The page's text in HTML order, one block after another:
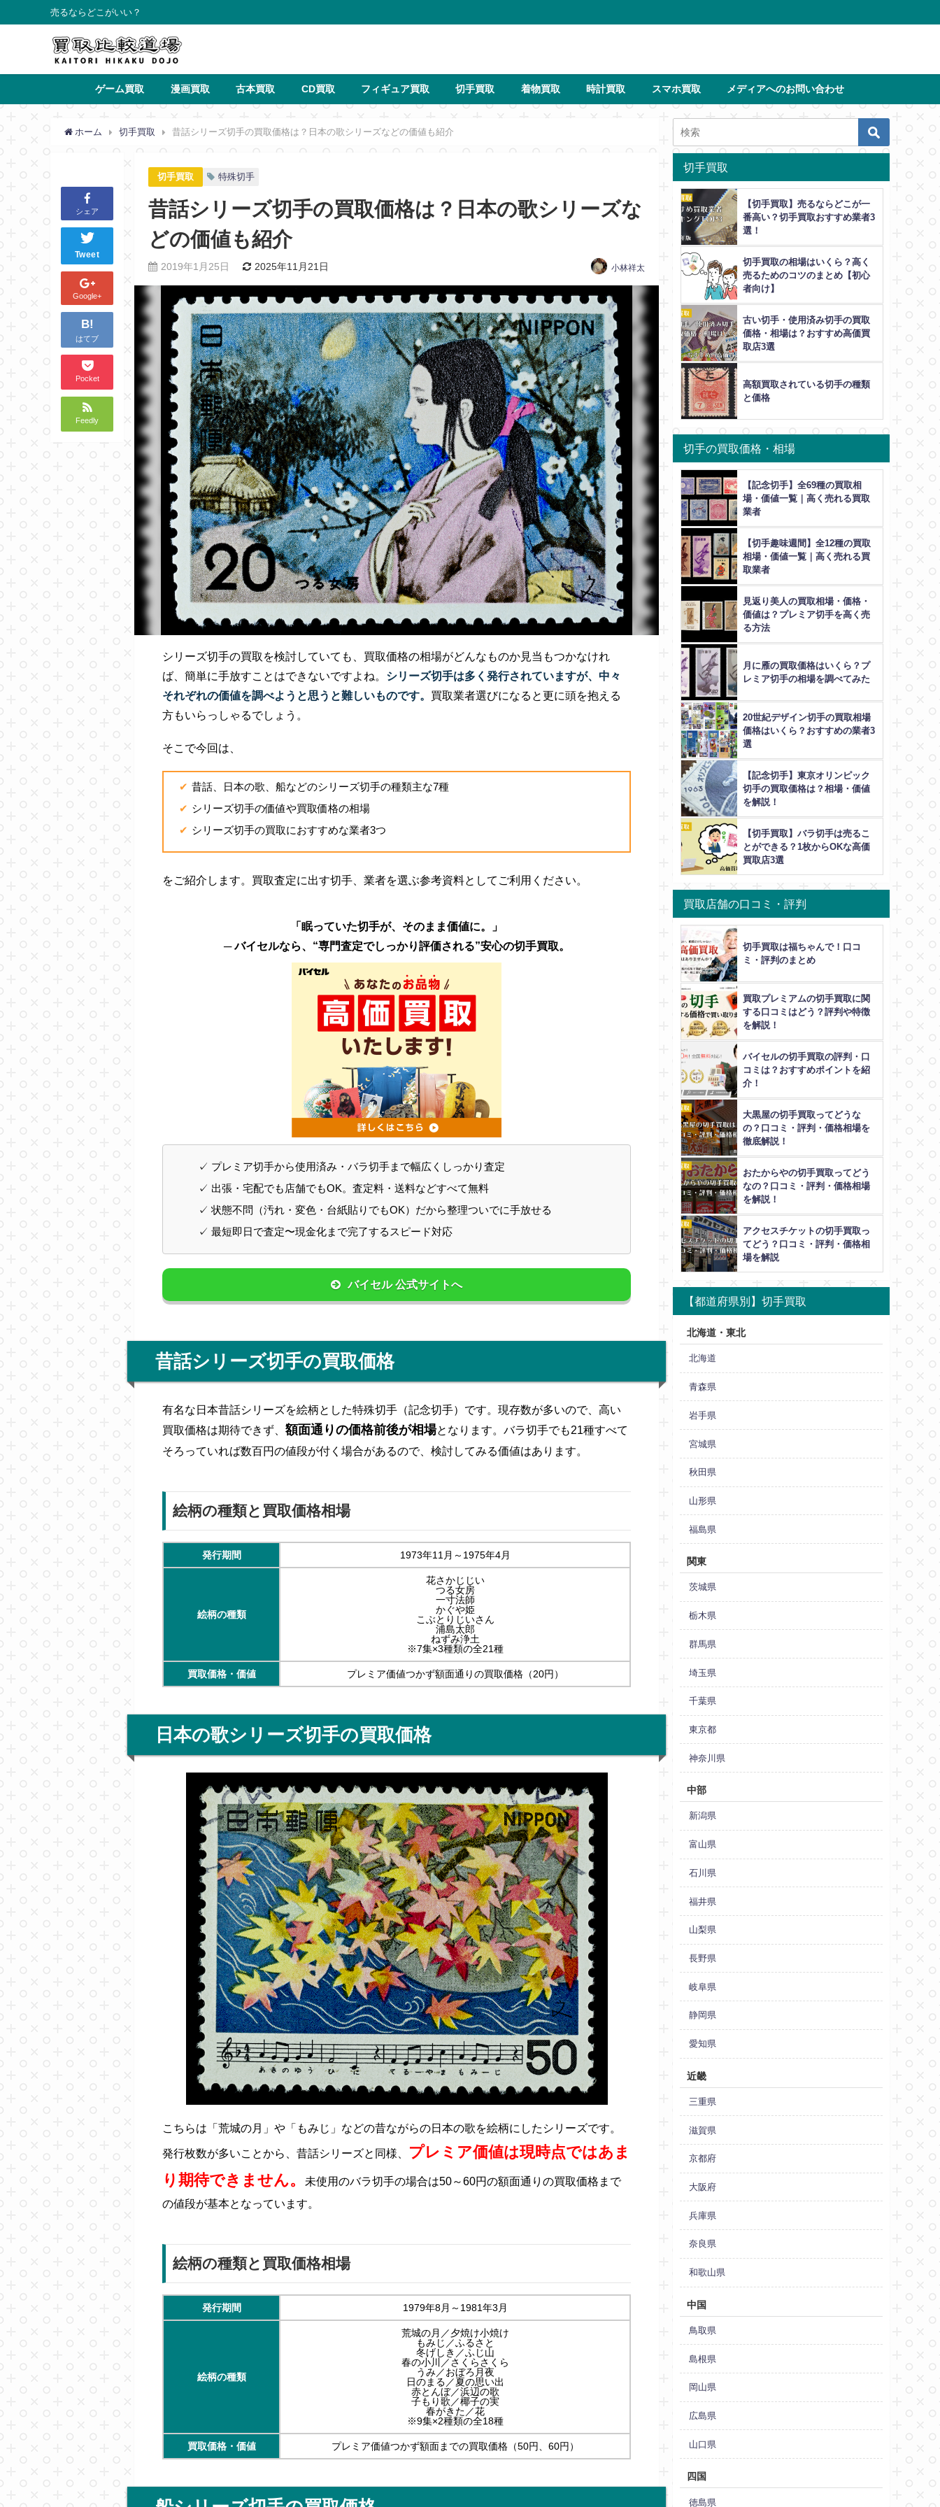
売るならどこがいい？
ゲーム買取 漫画買取 古本買取 CD買取 フィギュア買取 切手買取 着物買取 時計買取 スマホ買取 メディアへのお問い合わせ
ホーム 切手買取 昔話シリーズ切手の買取価格は？日本の歌シリーズなどの価値も紹介
シェア
Tweet
Google+
B!
はてブ
Pocket
Feedly
切手買取 特殊切手
昔話シリーズ切手の買取価格は？日本の歌シリーズな
どの価値も紹介
2019年1月25日 2025年11月21日 小林祥太
シリーズ切手の買取を検討していても、買取価格の相場がどんなものか見当もつかなけれ
ば、簡単に手放すことはできないですよね。 シリーズ切手は多く発行されていますが、中々
それぞれの価値を調べようと思うと難しいものです。 買取業者選びになると更に頭を抱える
方もいらっしゃるでしょう。
そこで今回は、
昔話、日本の歌、船などのシリーズ切手の種類主な7種
シリーズ切手の価値や買取価格の相場
シリーズ切手の買取におすすめな業者3つ
をご紹介します。買取査定に出す切手、業者を選ぶ参考資料としてご利用ください。
「眠っていた切手が、そのまま価値に。」
─ バイセルなら、“専門査定でしっかり評価される”安心の切手買取。
✓ プレミア切手から使用済み・バラ切手まで幅広くしっかり査定
✓ 出張・宅配でも店舗でもOK。査定料・送料などすべて無料
✓ 状態不問（汚れ・変色・台紙貼りでもOK）だから整理ついでに手放せる
✓ 最短即日で査定〜現金化まで完了するスピード対応
バイセル 公式サイトへ
昔話シリーズ切手の買取価格
有名な日本昔話シリーズを絵柄とした特殊切手（記念切手）です。現存数が多いので、高い
買取価格は期待できず、 額面通りの価格前後が相場となります。バラ切手でも21種すべて
そろっていれば数百円の値段が付く場合があるので、検討してみる価値はあります。
絵柄の種類と買取価格相場
発行期間 1973年11月～1975年4月
絵柄の種類
花さかじじい
つる女房
一寸法師
かぐや姫
こぶとりじいさん
浦島太郎
ねずみ浄土
※7集×3種類の全21種
買取価格・価値 プレミア価値つかず額面通りの買取価格（20円）
日本の歌シリーズ切手の買取価格
こちらは「荒城の月」や「もみじ」などの昔ながらの日本の歌を絵柄にしたシリーズです。
発行枚数が多いことから、昔話シリーズと同様、
プレミア価値は現時点ではあま
り期待できません。
未使用のバラ切手の場合は50～60円の額面通りの買取価格まで
の値段が基本となっています。
絵柄の種類と買取価格相場
発行期間 1979年8月～1981年3月
絵柄の種類
荒城の月／夕焼け小焼け
もみじ／ふるさと
冬げしき／ふじ山
春の小川／さくらさくら
うみ／おぼろ月夜
日のまる／夏の思い出
赤とんぼ／浜辺の歌
子もり歌／椰子の実
春がきた／花
※9集×2種類の全18種
買取価格・価値 プレミア価値つかず額面までの買取価格（50円、60円）
切手買取
【切手買取】売るならどこが一
番高い？切手買取おすすめ業者3
選！
切手買取の相場はいくら？高く
売るためのコツのまとめ【初心
者向け】
古い切手・使用済み切手の買取
価格・相場は？おすすめ高価買
取店3選
高額買取されている切手の種類
と価格
切手の買取価格・相場
【記念切手】全69種の買取相
場・価値一覧｜高く売れる買取
業者
【切手趣味週間】全12種の買取
相場・価値一覧｜高く売れる買
取業者
見返り美人の買取相場・価格・
価値は？プレミア切手を高く売
る方法
月に雁の買取価格はいくら？プ
レミア切手の相場を調べてみた
20世紀デザイン切手の買取相場
価格はいくら？おすすめの業者3
選
【記念切手】東京オリンピック
切手の買取価格は？相場・価値
を解説！
【切手買取】バラ切手は売るこ
とができる？1枚からOKな高価
買取店3選
買取店舗の口コミ・評判
切手買取は福ちゃんで！口コ
ミ・評判のまとめ
買取プレミアムの切手買取に関
する口コミはどう？評判や特徴
を解説！
バイセルの切手買取の評判・口
コミは？おすすめポイントを紹
介！
大黒屋の切手買取ってどうな
の？口コミ・評判・価格相場を
徹底解説！
おたからやの切手買取ってどう
なの？口コミ・評判・価格相場
を解説！
アクセスチケットの切手買取っ
てどう？口コミ・評判・価格相
場を解説
【都道府県別】切手買取
北海道・東北
北海道
青森県
岩手県
宮城県
秋田県
山形県
福島県
関東
茨城県
栃木県
群馬県
埼玉県
千葉県
東京都
神奈川県
中部
新潟県
富山県
石川県
福井県
山梨県
長野県
岐阜県
静岡県
愛知県
近畿
三重県
滋賀県
京都府
大阪府
兵庫県
奈良県
和歌山県
中国
鳥取県
島根県
岡山県
広島県
山口県
四国
徳島県